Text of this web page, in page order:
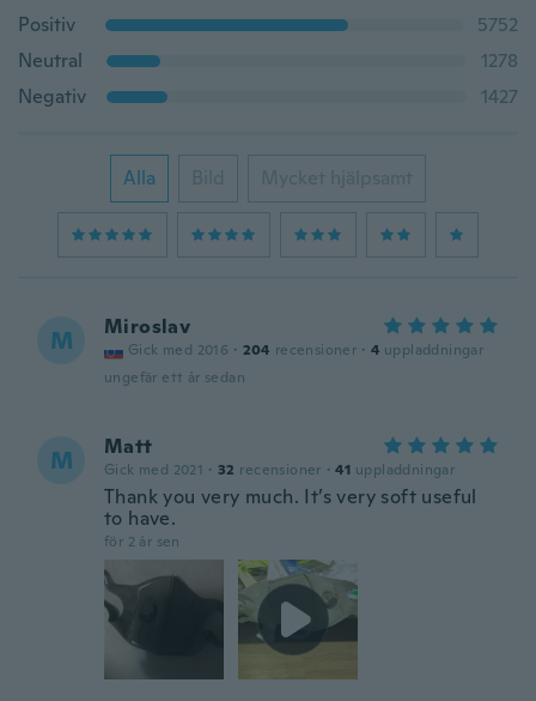
Positiv
5752
Neutral
1278
Negativ
1427
Alla Bild Mycket hjälpsamt
M Miroslav
Gick med 2016 · 204 recensioner · 4 uppladdningar
ungefär ett år sedan
M Matt
Gick med 2021 · 32 recensioner · 41 uppladdningar
Thank you very much. It’s very soft useful
to have.
för 2 år sen